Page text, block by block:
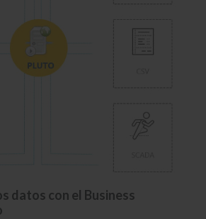
datos con el Business